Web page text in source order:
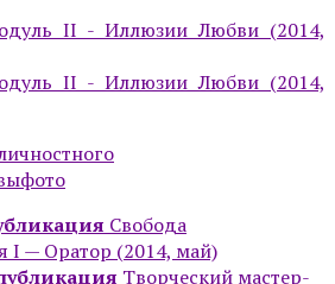
фото
Свобода
I — Оратор (2014, май)
Творческий мастер-